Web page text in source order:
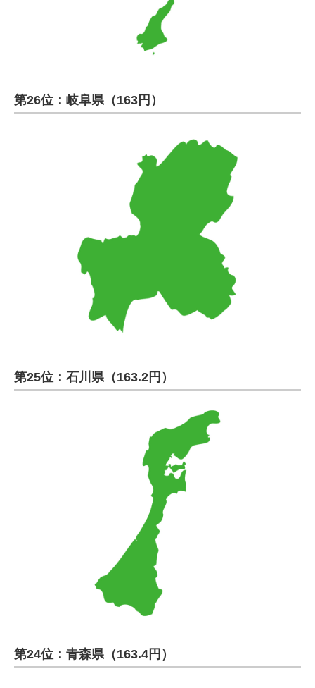
第26位：岐阜県（163円）
第25位：石川県（163.2円）
第24位：青森県（163.4円）